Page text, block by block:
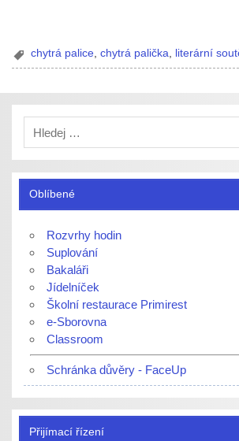
chytrá palice,chytrá palička, literární
Oblíbené
Rozvrhy hodin
Suplování
Bakaláři
Jídelníček
Školní restaurace Primirest
e-Sborovna
Classroom
Schránka důvěry - FaceUp
Přijímací řízení